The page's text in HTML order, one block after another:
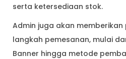
serta ketersediaan stok.
Admin juga akan
langkah pemesanan, mulai
Banner hingga metode